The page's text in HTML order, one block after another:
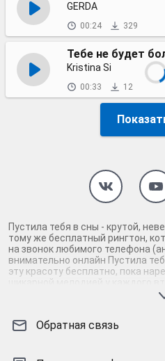
GERDA
00:24 329
Тебе не будет
Kristina Si
00:33 12
Пустила тебя в сны - крутой,
тому же бесплатный рингтон,
на звонок любимого телефона
внимательно онлайн Пустила
эту красоту бесплатно, пока
шикарной мелодией у каждого
первым, кто скачает бесплатно
mp3 песни на звонок телефона,
Обратная связь